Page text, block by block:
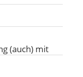
(auch) mit